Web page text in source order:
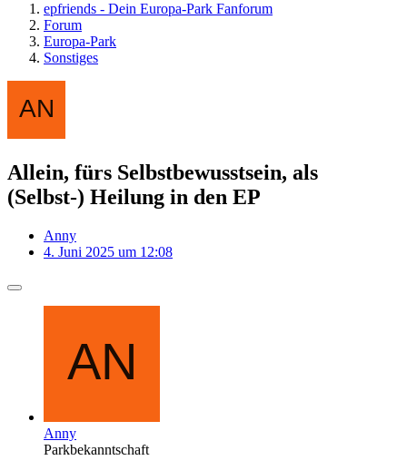
epfriends - Dein Europa-Park Fanforum
Forum
Europa-Park
Sonstiges
Allein, fürs Selbstbewusstsein, als
(Selbst-) Heilung in den EP
Anny
4. Juni 2025 um 12:08
Anny
Parkbekanntschaft